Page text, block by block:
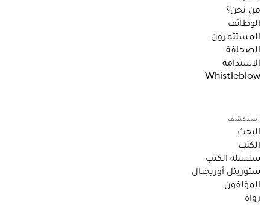
من نحن؟
الوظائف
المستثمرون
الصحافة
الاستدامة
Whistleblow
استكشف
البحث
الكتب
سلسلة الكتب
ستوريتل أوريجنال
المؤلفون
رواة